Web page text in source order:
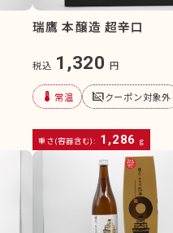
瑞鷹 本醸造 超辛口
税込 1,320 円
device_thermostat 常温 subtitles_offクーポン対象外
重さ(容器含む): 1,286 g